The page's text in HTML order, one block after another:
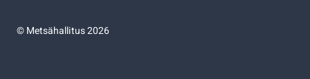
©Metsähallitus 2026